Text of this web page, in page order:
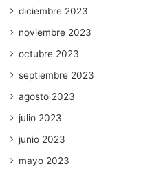
diciembre 2023
noviembre 2023
octubre 2023
septiembre 2023
agosto 2023
julio 2023
junio 2023
mayo 2023